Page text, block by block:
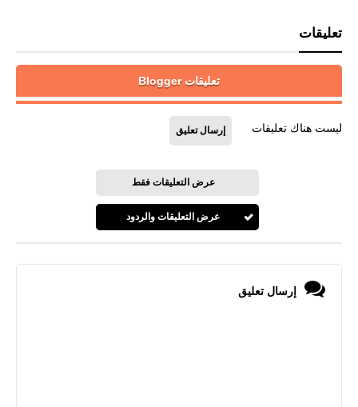
تعليقات
تعليقات Blogger
ليست هناك تعليقات إرسال تعليق
عرض التعليقات فقط
عرض التعليقات والردود
إرسال تعليق